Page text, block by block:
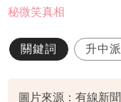
秘微笑真相
關鍵詞 升中
圖片來源：有線新